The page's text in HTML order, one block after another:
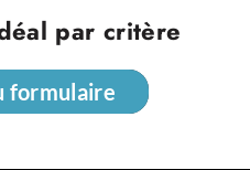
par critère
formulaire